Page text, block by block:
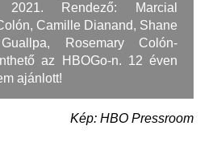
2021. Rendező: Marcial
Camille Dianand, Shane
Rosemary Colón-
az HBOGo-n. 12 éven
ajánlott!
Kép: HBO Pressroom